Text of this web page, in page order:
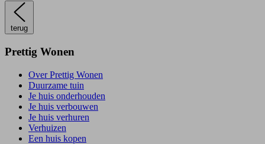
terug
Prettig Wonen
Over Prettig Wonen
Duurzame tuin
Je huis onderhouden
Je huis verbouwen
Je huis verhuren
Verhuizen
Een huis kopen